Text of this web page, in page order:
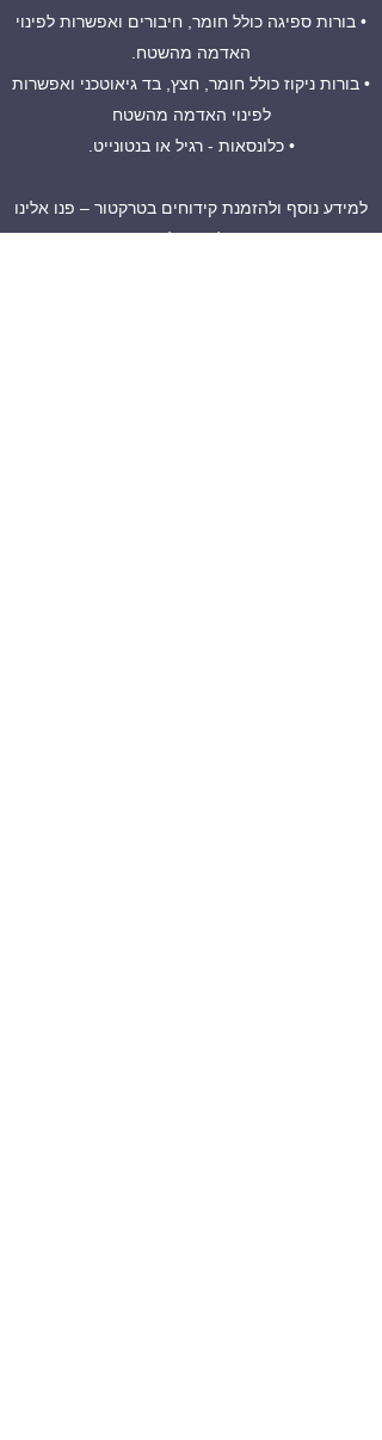
• בורות ספיגה כולל חומר, חיבורים ואפשרות לפינוי
האדמה מהשטח.
• בורות ניקוז כולל חומר, חצץ, בד גיאוטכני ואפשרות
לפינוי האדמה מהשטח
• כלונסאות - רגיל או בנטונייט.
למידע נוסף ולהזמנת קידוחים בטרקטור – פנו אלינו
ונשמח לעמוד לרשותכם.